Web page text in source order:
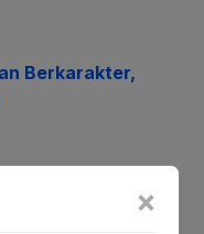
Berkarakter,
– Ikatan
×